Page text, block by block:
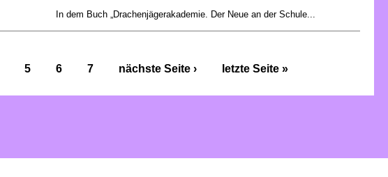
In dem Buch „Drachenjägerakademie. Der Neue an der Schule...
5 6 7 nächste Seite › letzte Seite »